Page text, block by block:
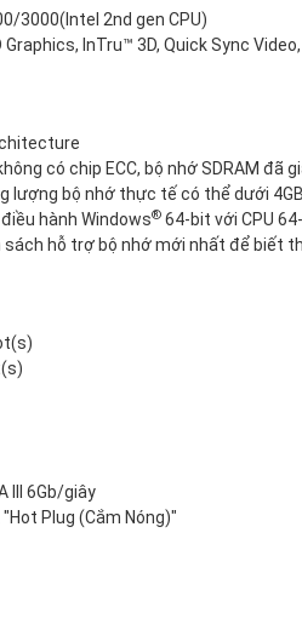
3000(Intel 2nd gen CPU)
Graphics, InTru™ 3D, Quick Sync
có chip ECC, bộ nhớ SDRAM đã
lượng bộ nhớ thực tế có thể dưới
hành Windows® 64-bit với CPU
sách hỗ trợ bộ nhớ mới nhất để biết
III 6Gb/giây
Plug (Cắm Nóng)"